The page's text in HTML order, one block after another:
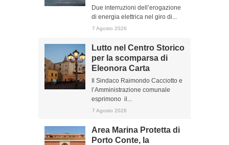
Due interruzioni dell’erogazione
di energia elettrica nel giro di...
7 Agosto 2026
Lutto nel Centro Storico
per la scomparsa di
Eleonora Carta
Il Sindaco Raimondo Cacciotto e
l’Amministrazione comunale
esprimono il...
7 Agosto 2026
Area Marina Protetta di
Porto Conte, la